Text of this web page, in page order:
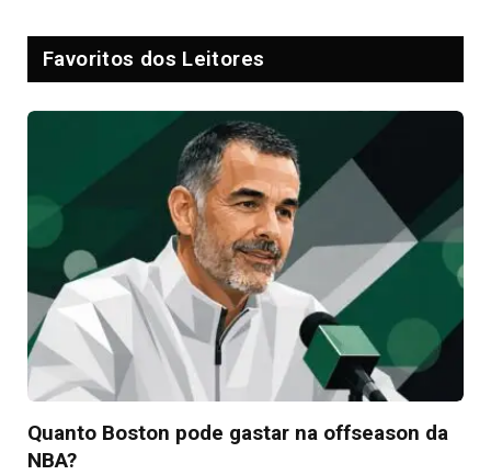
Favoritos dos Leitores
Quanto Boston pode gastar na offseason da
NBA?